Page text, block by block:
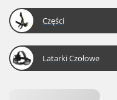
Części
Latarki Czołowe